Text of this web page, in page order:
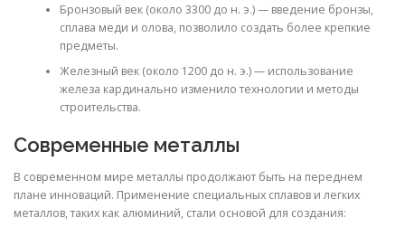
Бронзовый век (около 3300 до н. э.) — введение бронзы,
сплава меди и олова, позволило создать более крепкие
предметы.
Железный век (около 1200 до н. э.) — использование
железа кардинально изменило технологии и методы
строительства.
Современные металлы
В современном мире металлы продолжают быть на переднем
плане инноваций. Применение специальных сплавов и легких
металлов, таких как алюминий, стали основой для создания: